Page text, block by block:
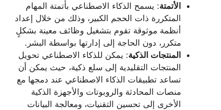
الأتمتة: يسمح الذكاء الاصطناعي بأتمتة المهام
المتكررة ذات الحجم الكبير، وذلك من خلال إعداد
أنظمة موثوقة تقوم بتشغيل وظائف معينة بشكلٍ
متكرر، دون الحاجة إلى إدارتها بواسطة البشر.
المنتجات الذكية: يمكن للذكاء الاصطناعي تحويل
المنتجات التقليدية إلى سلع ذكية، حيث يمكن أن
تساعد تطبيقات الذكاء الاصطناعي عند دمجها مع
منصات المحادثة والروبوتات والأجهزة الذكية
الأخرى إلى تحسين التقنيات، ومعالجة البيانات